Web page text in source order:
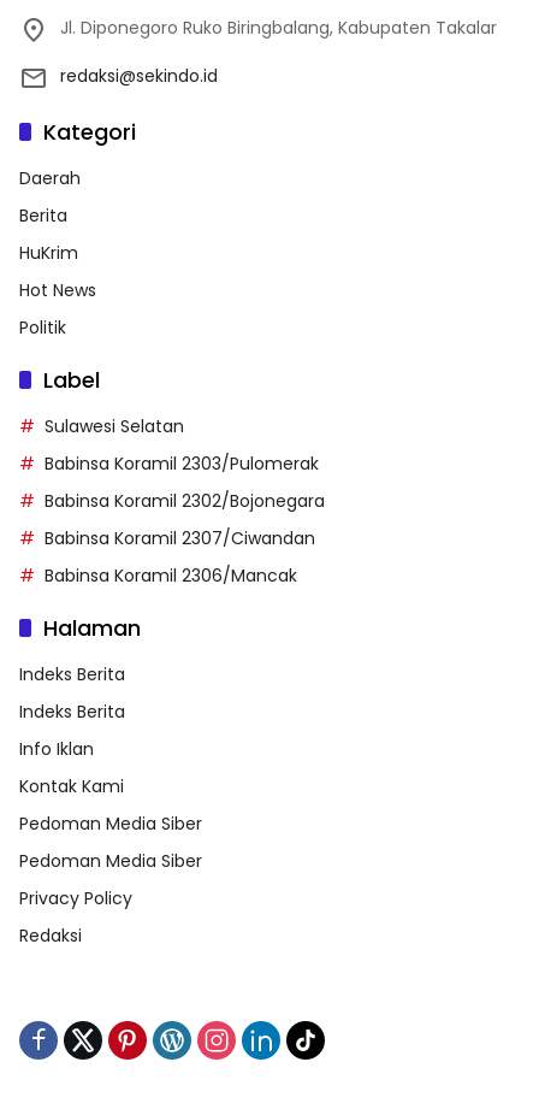
Jl. Diponegoro Ruko Biringbalang, Kabupaten Takalar
redaksi@sekindo.id
Kategori
Daerah
Berita
HuKrim
Hot News
Politik
Label
Sulawesi Selatan
Babinsa Koramil 2303/Pulomerak
Babinsa Koramil 2302/Bojonegara
Babinsa Koramil 2307/Ciwandan
Babinsa Koramil 2306/Mancak
Halaman
Indeks Berita
Indeks Berita
Info Iklan
Kontak Kami
Pedoman Media Siber
Pedoman Media Siber
Privacy Policy
Redaksi